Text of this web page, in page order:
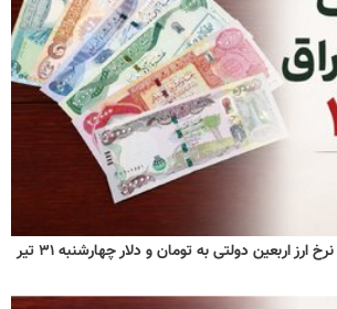
قیمت دینار عراق امروز + نرخ ارز اربعین دولتی به تومان و دلار چهارشنبه ۳۱ تیر